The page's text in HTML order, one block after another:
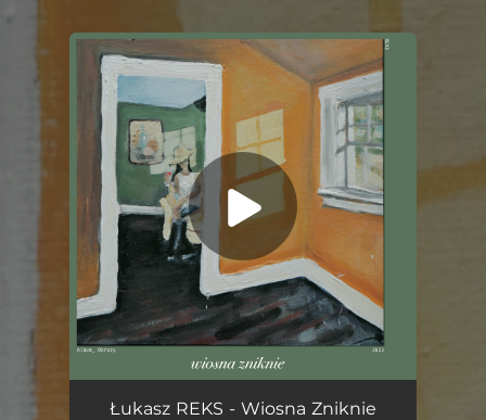
You're all set!
Wiosna Zniknie 03:27
Łukasz REKS - Wiosna Zniknie